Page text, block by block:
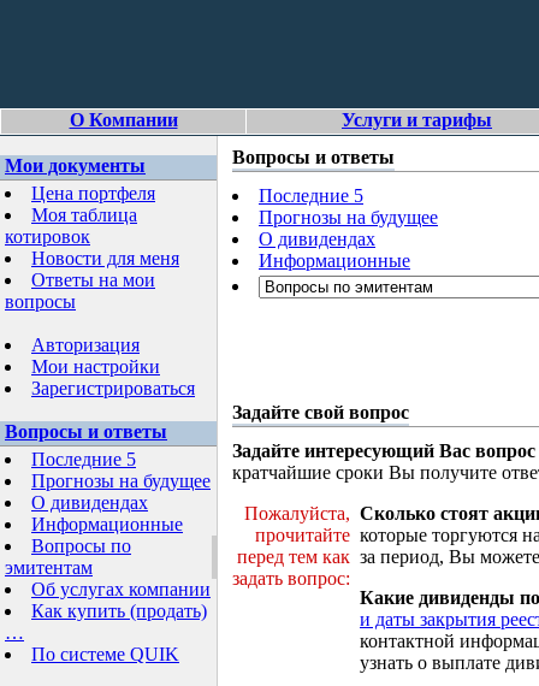
О Компании Услуги и тарифы
Мои документы
Цена портфеля
Моя таблица
котировок
Новости для меня
Ответы на мои
вопросы
Авторизация
Мои настройки
Зарегистрироваться
Вопросы и ответы
Последние 5
Прогнозы на будущее
О дивидендах
Информационные
Вопросы по
эмитентам
Об услугах компании
Как купить (продать)
…
По системе QUIK
Вопросы и ответы
Последние 5
Прогнозы на будущее
О дивидендах
Информационные
Задайте свой вопрос
Задайте интересующий Вас вопрос
кратчайшие сроки Вы получите
Пожалуйста,
прочитайте
перед тем как
задать вопрос:
Сколько стоят
которые торгуются
за период, Вы
Какие дивиденды
и даты закрытия
контактной
узнать о выплате